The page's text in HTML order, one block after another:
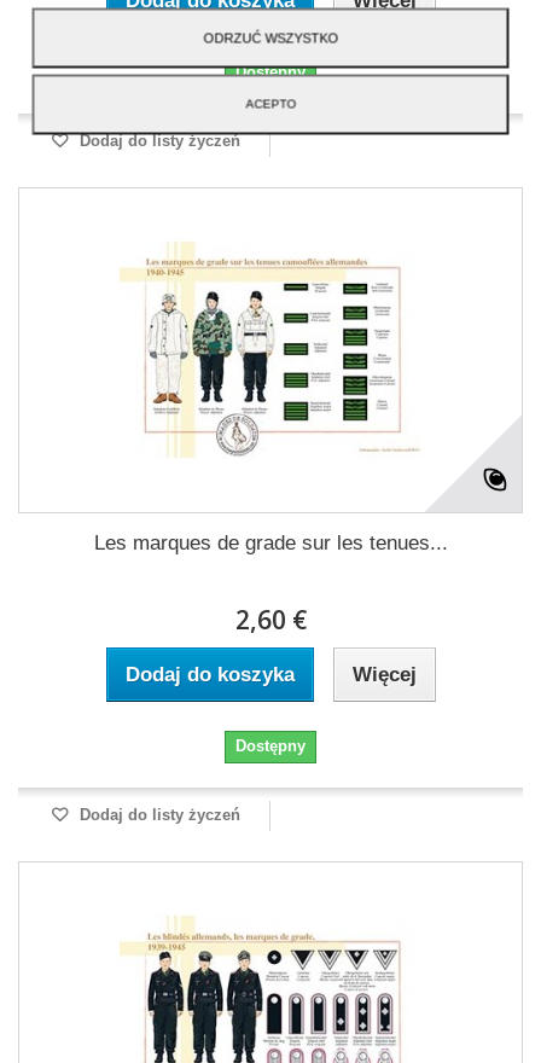
Dostępny
Dodaj do listy życzeń
Les marques de grade sur les tenues...
2,60 €
Dodaj do koszyka Więcej
Dostępny
Dodaj do listy życzeń
ODRZUĆ WSZYSTKO
ACEPTO